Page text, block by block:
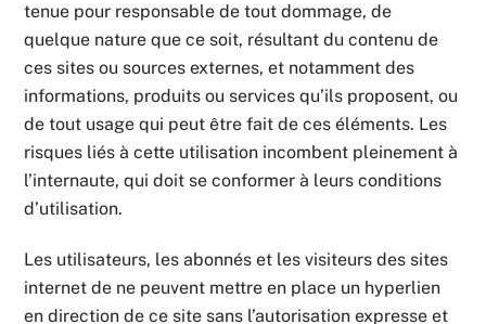
tenue pour responsable de tout dommage, de
quelque nature que ce soit, résultant du contenu de
ces sites ou sources externes, et notamment des
informations, produits ou services qu’ils proposent, ou
de tout usage qui peut être fait de ces éléments. Les
risques liés à cette utilisation incombent pleinement à
l’internaute, qui doit se conformer à leurs conditions
d’utilisation.
Les utilisateurs, les abonnés et les visiteurs des sites
internet de ne peuvent mettre en place un hyperlien
en direction de ce site sans l’autorisation expresse et